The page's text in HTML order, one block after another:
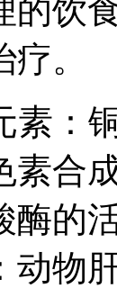
的饮
。
素：
素合
酶的
动物